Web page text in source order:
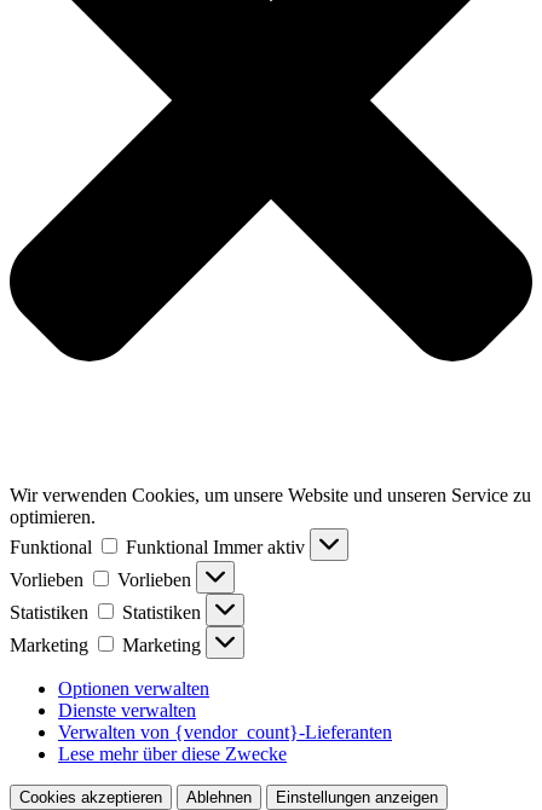
Wir verwenden Cookies, um unsere Website und unseren Service zu
optimieren.
Funktional
Funktional Immer aktiv
Vorlieben
Vorlieben
Statistiken
Statistiken
Marketing
Marketing
Optionen verwalten
Dienste verwalten
Verwalten von {vendor_count}-Lieferanten
Lese mehr über diese Zwecke
Cookies akzeptieren Ablehnen
Einstellungen anzeigen